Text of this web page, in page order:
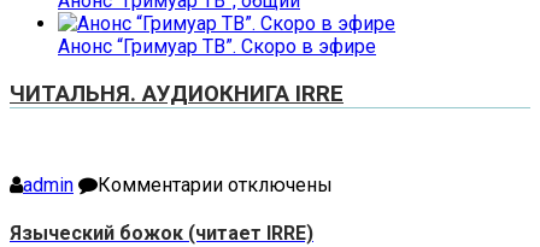
Анонс “Гримуар ТВ”. Скоро в эфире
ЧИТАЛЬНЯ. АУДИОКНИГА IRRE
admin Комментариик
Языческий
отключены
Языческий божок (читает IRRE)